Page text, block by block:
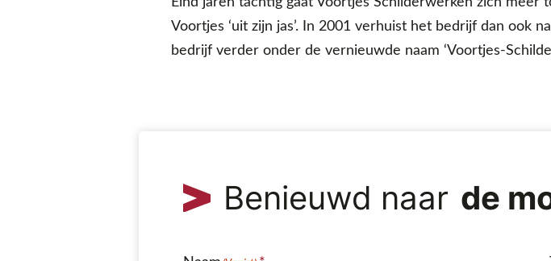
Voortjes ‘uit zijn jas’. In 2001 verhuist het bedrijf dan ook
bedrijf verder onder de vernieuwde naam ‘Voortjes-
Benieuwd naar